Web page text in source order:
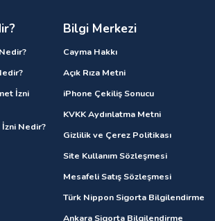
İzni
Nedir?
Bilgi Merkezi
Cayma Hakkı
Açık Rıza Metni
iPhone Çekiliş Sonucu
KVKK Aydınlatma Metni
Gizlilik ve Çerez Politikası
Site Kullanım Sözleşmesi
Mesafeli Satış Sözleşmesi
Türk Nippon Sigorta Bilgilendirme
Ankara Sigorta Bilgilendirme